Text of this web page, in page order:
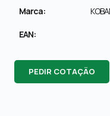
Marca:
EAN:
PEDIR COTAÇÃO